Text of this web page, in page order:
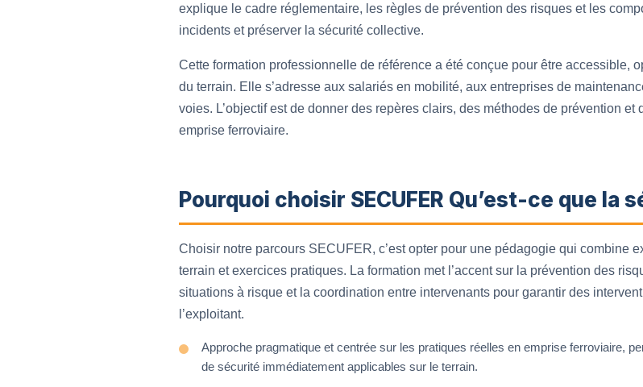
explique le cadre réglementaire, les règles de prévention des risques et les
incidents et préserver la sécurité collective.
Cette formation professionnelle de référence a été conçue pour être accessible,
du terrain. Elle s’adresse aux salariés en mobilité, aux entreprises de
voies. L’objectif est de donner des repères clairs, des méthodes de prévention
emprise ferroviaire.
Pourquoi choisir SECUFER Qu’est-ce que la
Choisir notre parcours SECUFER, c’est opter pour une pédagogie qui combine
terrain et exercices pratiques. La formation met l’accent sur la prévention des
situations à risque et la coordination entre intervenants pour garantir des
l’exploitant.
Approche pragmatique et centrée sur les pratiques réelles en emprise ferroviaire,
de sécurité immédiatement applicables sur le terrain.